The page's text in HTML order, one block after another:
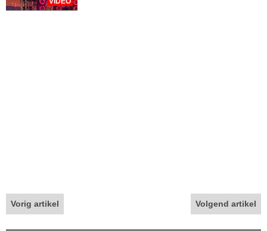
Vorig artikel Volgend artikel